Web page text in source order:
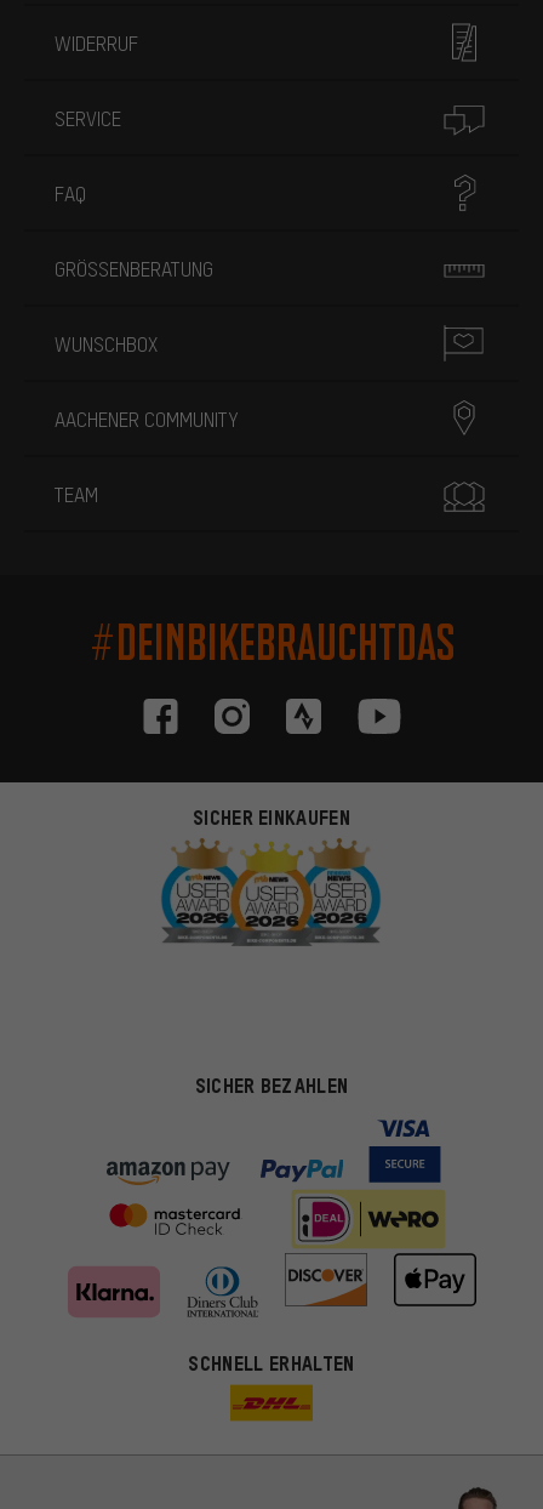
WIDERRUF
SERVICE
FAQ
GRÖSSENBERATUNG
WUNSCHBOX
AACHENER COMMUNITY
TEAM
#DEINBIKEBRAUCHTDAS
SICHER EINKAUFEN
SICHER BEZAHLEN
SCHNELL ERHALTEN